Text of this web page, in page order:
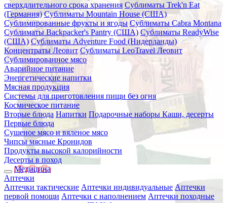
сверхдлительного срока хранения Сублиматы Trek'n Eat
(Германия) Сублиматы Mountain House (США)
Сублимированные фрукты и ягоды Сублиматы Cabra Montana
Сублиматы Backpacker's Pantry (США) Сублиматы ReadyWise
(США) Сублиматы Adventure Food (Нидерланды)
Концентраты Леовит Сублиматы LeoTravel Леовит
Сублимированное мясо
Аварийное питание
Энергетические напитки
Мясная продукция
Системы для приготовления пищи без огня
Космическое питание
Вторые блюда Напитки Подарочные наборы Каши, десерты
Первые блюда
Сушеное мясо и вяленое мясо
Чипсы мясные Кронидов
Продукты высокой калорийности
Десерты в поход
Медицина
Аптечки
Аптечки тактические Аптечки индивидуальные Аптечки
первой помощи Аптечки с наполнением Аптечки походные